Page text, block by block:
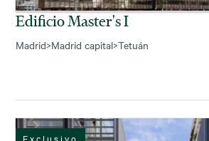
Edificio Master's I
Madrid>Madrid capital>Tetuán
Exclusivo